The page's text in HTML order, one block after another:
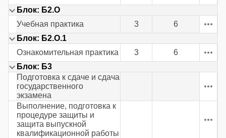
Блок: Б2.О
Учебная практика
3
6
Блок: Б2.О.1
Ознакомительная практика
3
6
Блок: Б3
Подготовка к сдаче и сдача
государственного
экзамена
Выполнение, подготовка к
процедуре защиты и
защита выпускной
квалификационной работы